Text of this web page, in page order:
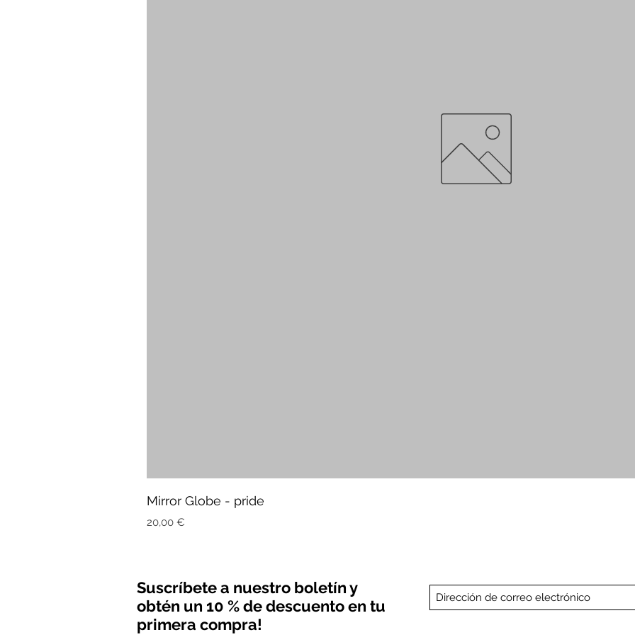
Mirror Globe - pride
Precio
20,00 €
Suscríbete a nuestro boletín y
obtén un 10 % de descuento en tu
primera compra!